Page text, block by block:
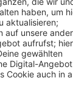
2024 auf
gestochen
er mit